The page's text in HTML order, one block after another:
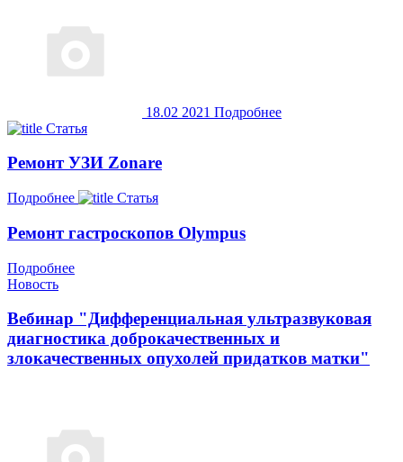
18.02 2021 Подробнее
Статья
Ремонт УЗИ Zonare
Подробнее Статья
Ремонт гастроскопов Olympus
Подробнее
Новость
Вебинар "Дифференциальная ультразвуковая
диагностика доброкачественных и
злокачественных опухолей придатков матки"